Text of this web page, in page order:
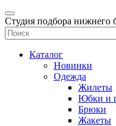
Студия подбора нижнего
Каталог
Новинки
Одежда
Жилеты
Юбки и
Брюки
Жакеты